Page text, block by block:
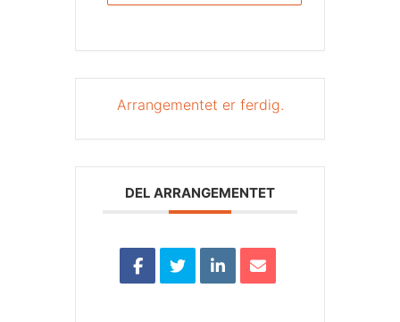
Arrangementet er ferdig.
DEL ARRANGEMENTET